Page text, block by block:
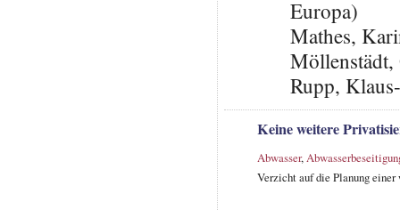
Europa)
Mathes,
Rupp,
Keine weitere
Abwasser,
Verzicht auf die Planung